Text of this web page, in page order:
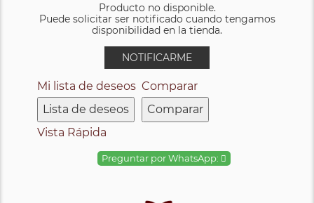
Producto no disponible.
Puede solicitar ser notificado cuando tengamos
disponibilidad en la tienda.
NOTIFICARME
Mi lista de deseos
Lista de deseos
Comparar
Comparar
Vista Rápida
Preguntar por WhatsApp: